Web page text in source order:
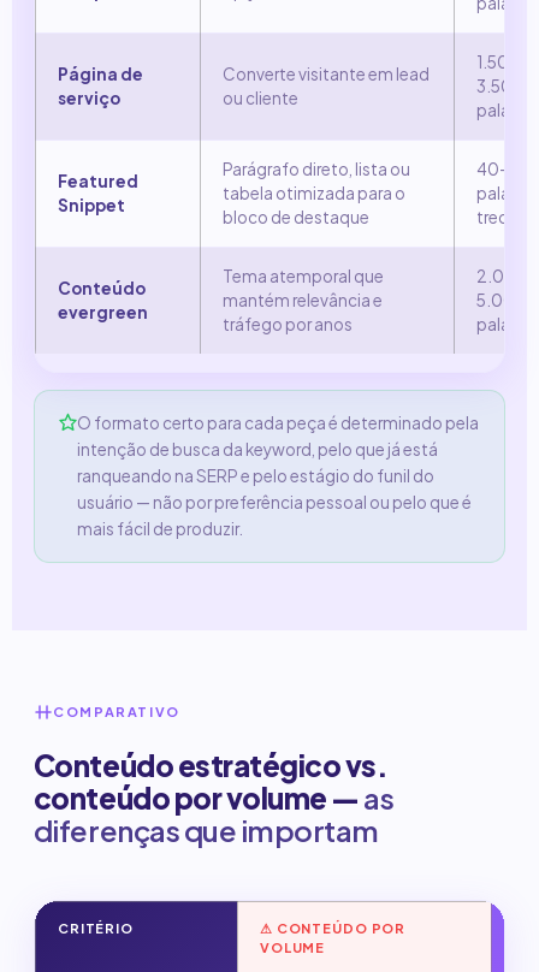
Página de
serviço
Converte visitante em lead
ou cliente
1.500–
3.500
Featured
Snippet
Parágrafo direto, lista ou
tabela otimizada para o
bloco de destaque
40–60
trecho)
Conteúdo
evergreen
Tema atemporal que
mantém relevância e
tráfego por anos
2.000–
5.000
O formato certo para cada peça é determinado pela
intenção de busca da keyword, pelo que já está
ranqueando na SERP e pelo estágio do funil do
usuário — não por preferência pessoal ou pelo que é
mais fácil de produzir.
COMPARATIVO
Conteúdo estratégico vs.
conteúdo por volume — as
diferenças que importam
CRITÉRIO
⚠ CONTEÚDO POR
VOLUME